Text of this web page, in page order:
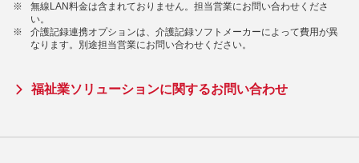
※
無線LAN料金は含まれておりません。担当営業にお問い合わせくださ
い。
※
介護記録連携オプションは、介護記録ソフトメーカーによって費用が異
なります。別途担当営業にお問い合わせください。
福祉業ソリューションに関するお問い合わせ